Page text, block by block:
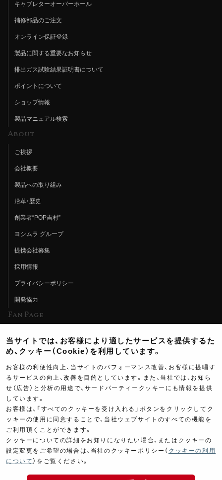
キャブレターオーバーホール
補修部品のご注文
オンライン保証登録
製品に関する重要なお知らせ
排出ガス試験結果証明書について
ポイントについて
ショップ情報
製品マニュアル検索
About
ご挨拶
会社概要
製品への取り組み
沿革・歴史
創業者“POP吉村”
ヨシムラ グループ
提携会社募集
採用情報
プライバシーポリシー
開発協力
Fan Page
ヨシムラTV
イベント情報
イベントスケジュール
ツーリングブレイクタイム
製品ポスター
当サイトでは、お客様により適したサービスを提供するた
め、クッキー（Cookie）を利用しています。
お客様の利便性向上、当サイトのパフォーマンス改善、お客様に提唱す
るサービスの向上、改善を目的としています。また、当社では、お知ら
せ（広告）と分析の用途で、サードパーティークッキーにも情報を提供
しています。
お客様は、「すべてのクッキーを受け入れる」ボタンをクリックしてク
ッキーの使用に同意することで、当社ウェブサイトのすべての機能を
ご利用頂くことができます。
クッキーについての詳細をお知りになりたい場合、またはクッキーの
設定変更をご希望の場合は、当社のクッキーポリシー（ クッキーの利用
について ）をご覧ください。